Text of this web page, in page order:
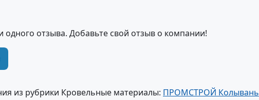
одного отзыва. Добавьте свой отзыв о компании!
из рубрики Кровельные материалы: ПРОМСТРОЙ Колывань